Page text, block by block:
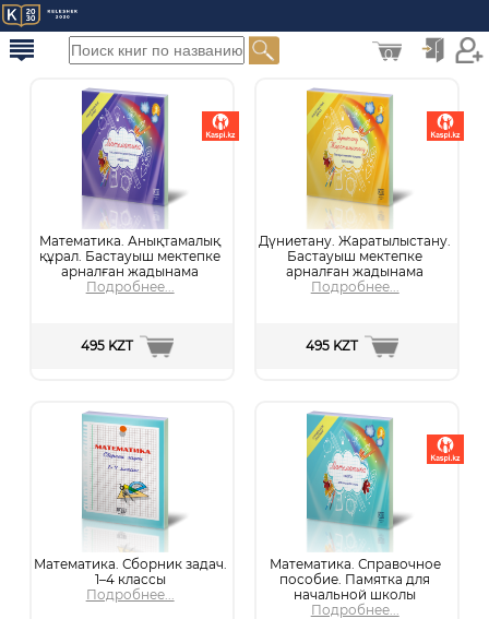
0
Математика. Анықтамалық
құрал. Бастауыш мектепке
арналған жадынама
Подробнее...
495 KZT
Дүниетану. Жаратылыстану.
Бастауыш мектепке
арналған жадынама
Подробнее...
495 KZT
Математика. Сборник задач.
1–4 классы
Подробнее...
Математика. Справочное
пособие. Памятка для
начальной школы
Подробнее...